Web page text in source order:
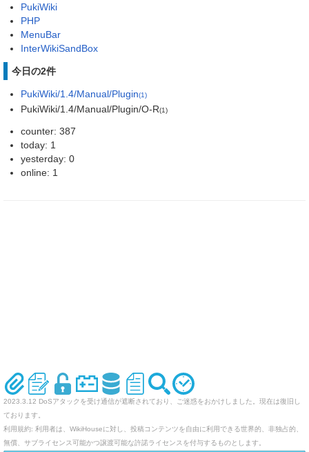
PukiWiki
PHP
MenuBar
InterWikiSandBox
今日の2件
PukiWiki/1.4/Manual/Plugin(1)
PukiWiki/1.4/Manual/Plugin/O-R(1)
counter: 387
today: 1
yesterday: 0
online: 1
2023.3.12 DoSアタックを受け通信が遮断されており、ご迷惑をおかけしました。現在は復旧し
ております。
利用規約: 利用者は、WikiHouseに対し、投稿コンテンツを自由に利用できる世界的、非独占的、
無償、サブライセンス可能かつ譲渡可能な許諾ライセンスを付与するものとします。